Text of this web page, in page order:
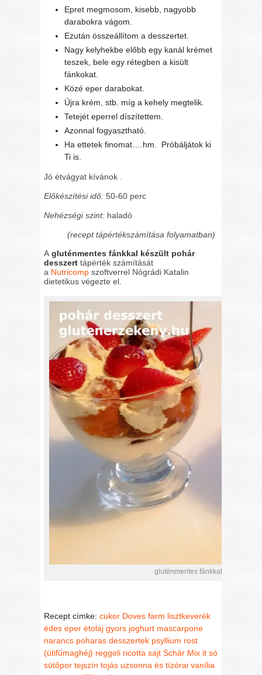
Epret megmosom, kisebb, nagyobb
darabokra vágom.
Ezután összeállítom a desszertet.
Nagy kelyhekbe előbb egy kanál krémet
teszek, bele egy rétegben a kisült
fánkokat.
Közé eper darabokat.
Újra krém, stb. míg a kehely megtelik.
Tetejét eperrel díszítettem.
Azonnal fogyasztható.
Ha ettetek finomat….hm.
Próbáljátok ki
Ti is.
Jó étvágyat kívánok .
Előkészítési idő: 50-60 perc
Nehézségi szint: haladó
(recept tápértékszámítása folyamatban)
A gluténmentes fánkkal készült pohár
desszert tápérték számítását
a Nutricomp szoftverrel Nógrádi Katalin
dietetikus végezte el.
gluténmentes fánkkal készült
Recept címke:cukor Doves farm lisztkeverék
édes eper étolaj gyors joghurt mascarpone
narancs poharas desszertek psyllium rost
(útifűmaghéj) reggeli ricotta sajt Schär Mix it só
sütőpor tejszín tojás uzsonna és tízórai vanília